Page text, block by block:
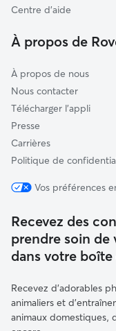
Ivry-sur-Seine
Centre d'aide
À propos de
À propos de nous
Nous contacter
Télécharger l'appli
Presse
Carrières
Politique de
Vos préférences
Recevez des
prendre soin de
dans votre
Recevez d'adorables
animaliers et
animaux domestiques,